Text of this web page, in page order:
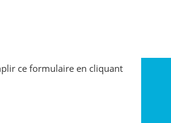
ce formulaire en cliquant